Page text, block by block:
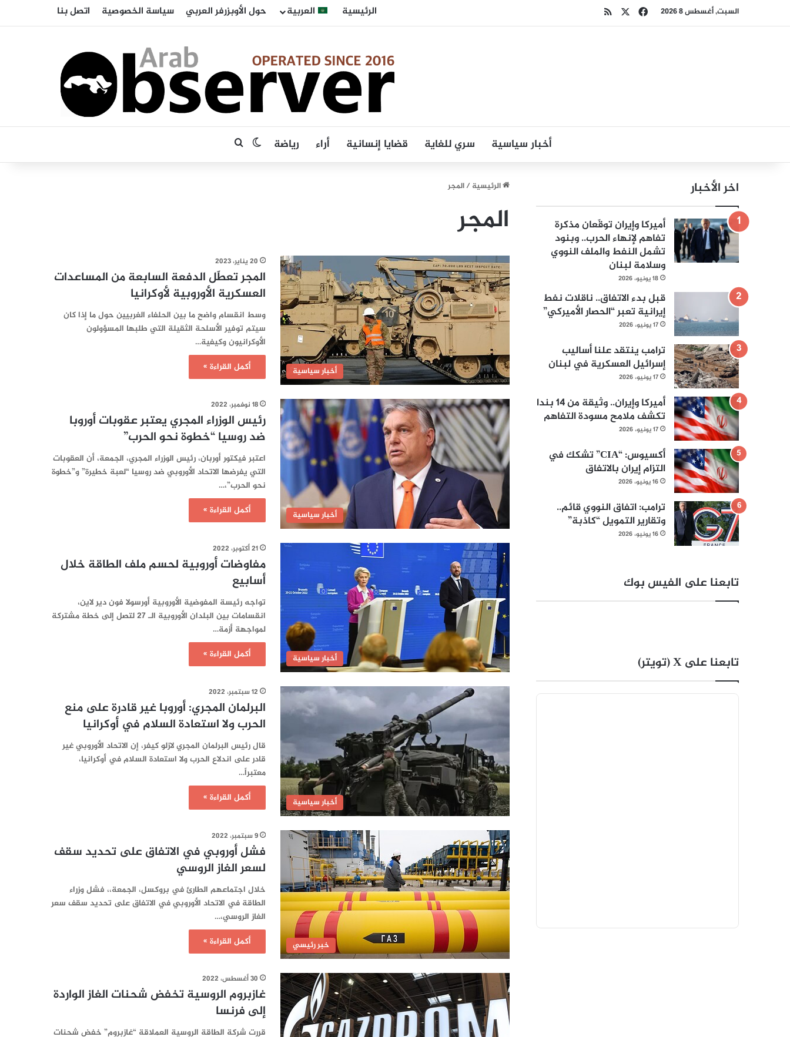
السبت, أغسطس 8 2026 فيسبوك الرئيسية العربية حول الأوبزرفر العربي سياسة الخصوصية اتصل بنا
أخبار سياسية سري للغاية قضايا إنسانية أراء رياضة الوضع المظلم
الرئيسية/المجر
المجر
أخبار سياسية
20 يناير، 2023
المجر تعطّل الدفعة السابعة من المساعدات
العسكرية الأوروبية لأوكرانيا
وسط انقسام واضح ما بين الحلفاء الغربيين حول ما إذا كان
سيتم توفير الأسلحة الثقيلة التي طلبها المسؤولون
الأوكرانيون وكيفية…
أكمل القراءة »
أخبار سياسية
18 نوفمبر، 2022
رئيس الوزراء المجري يعتبر عقوبات أوروبا
ضد روسيا “خطوة نحو الحرب”
اعتبر فيكتور أوربان، رئيس الوزراء المجري، الجمعة، أن العقوبات
التي يفرضها الاتحاد الأوروبي ضد روسيا “لعبة خطيرة” و”خطوة
نحو الحرب”،…
أكمل القراءة »
أخبار سياسية
21 أكتوبر، 2022
مفاوضات أوروبية لحسم ملف الطاقة خلال
أسابيع
تواجه رئيسة المفوضية الأوروبية أورسولا فون دير لاين،
انقسامات بين البلدان الأوروبية الـ 27 لتصل إلى خطة مشتركة
لمواجهة أزمة…
أكمل القراءة »
أخبار سياسية
12 سبتمبر، 2022
البرلمان المجري: أوروبا غير قادرة على منع
الحرب ولا استعادة السلام في أوكرانيا
قال رئيس البرلمان المجري لازلو كيفر، إن الاتحاد الأوروبي غير
قادر على اندلاع الحرب ولا استعادة السلام في أوكرانيا،
معتبراً…
أكمل القراءة »
خبر رئيسي
9 سبتمبر، 2022
فشل أوروبي في الاتفاق على تحديد سقف
لسعر الغاز الروسي
خلال اجتماعهم الطارئ في بروكسل، الجمعة،، فشل وزراء
الطاقة في الاتحاد الأوروبي في الاتفاق على تحديد سقف سعر
الغاز الروسي،…
أكمل القراءة »
30 أغسطس، 2022
غازبروم الروسية تخفض شحنات الغاز الواردة
إلى فرنسا
قررت شركة الطاقة الروسية العملاقة “غازبروم” خفض شحنات
اخر الأخبار
أميركا وإيران توقّعان مذكرة
تفاهم لإنهاء الحرب.. وبنود
تشمل النفط والملف النووي
وسلامة لبنان
18 يونيو، 2026
قبل بدء الاتفاق.. ناقلات نفط
إيرانية تعبر “الحصار الأميركي”
17 يونيو، 2026
ترامب ينتقد علنا أساليب
إسرائيل العسكرية في لبنان
17 يونيو، 2026
أميركا وإيران.. وثيقة من 14 بندا
تكشف ملامح مسودة التفاهم
17 يونيو، 2026
أكسيوس: “CIA” تشكك في
التزام إيران بالاتفاق
16 يونيو، 2026
ترامب: اتفاق النووي قائم..
وتقارير التمويل “كاذبة”
16 يونيو، 2026
تابعنا على الفيس بوك
تابعنا على X (تويتر)